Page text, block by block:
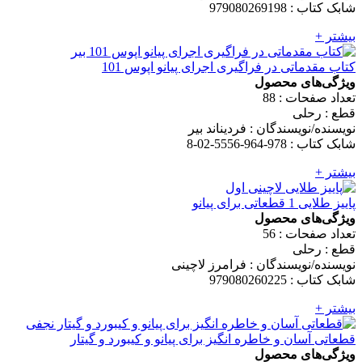
شابک کتاب : 979080269198
بیشتر +
کتاب مقدماتی در فراگیری اجرای پیانو اپوس 101
ویژگی‌های محصول
تعداد صفحات : 88
قطع : رحلی
نویسنده/نویسندگان : فردیناند بیر
شابک کتاب : 978-964-5556-02-8
بیشتر +
پاییز طلایی 1 قطعاتی برای پیانو
ویژگی‌های محصول
تعداد صفحات : 56
قطع : رحلی
نویسنده/نویسندگان : فرامرز لاچینی
شابک کتاب : 979080260225
بیشتر +
قطعاتی آسان و خاطره انگیز برای پیانو و کیبورد و گیتار
ویژگی‌های محصول